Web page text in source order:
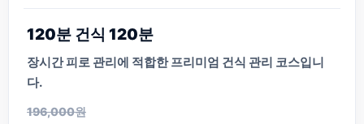
120분 건식 120분
장시간 피로 관리에 적합한 프리미엄 건식 관리 코스입니
다.
196,000원